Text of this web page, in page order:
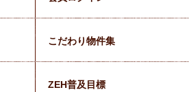
こだわり物件集
ZEH普及目標